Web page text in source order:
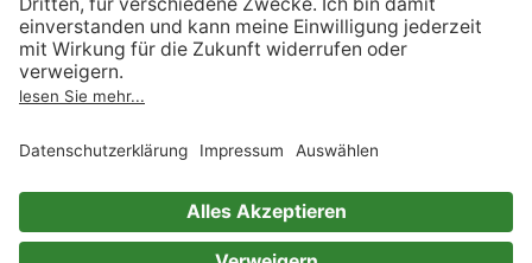
Act
Verträge hier kündigen
Impressum
Immer ein gutes Buch